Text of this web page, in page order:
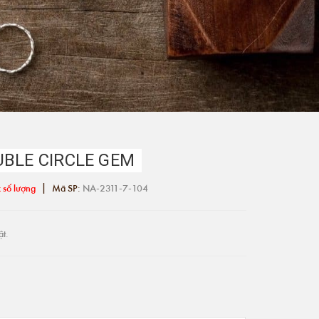
CIRCLE GEM
lượng | Mã SP: NA-2311-7-104